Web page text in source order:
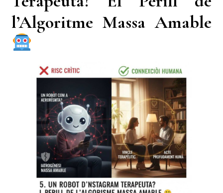
l’Algoritme Massa Amable